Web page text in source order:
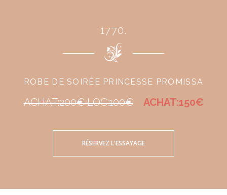
1770.
ROBE DE SOIRÉE PRINCESSE PROMISSA
ACHAT:200€ LOC:100€ ACHAT:150€
RÉSERVEZ L'ESSAYAGE